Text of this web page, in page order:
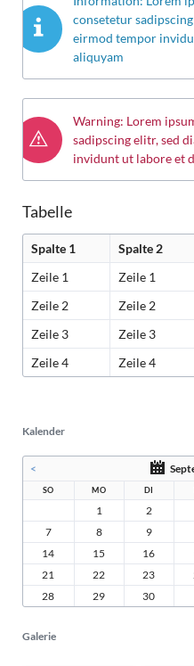
consetetur
eirmod tempor
aliquyam
Warning: Lorem
sadipscing elitr, sed
invidunt ut labore et
Tabelle
Spalte 1 Spalte 2
Zeile 1
Zeile 1
Zeile 2
Zeile 2
Zeile 3
Zeile 3
Zeile 4
Zeile 4
Kalender
<
SO MO DI
1 2
7
8 9
14
15 16
21
22 23
28
29 30
Galerie